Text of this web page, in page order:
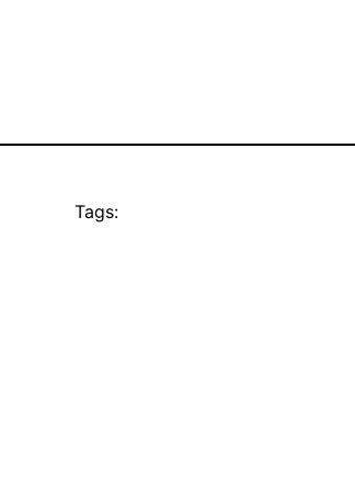
Tags: